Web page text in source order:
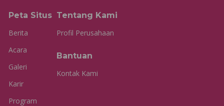
Peta Situs
Berita
Acara
Galeri
Karir
Program
Tentang Kami
Profil Perusahaan
Bantuan
Kontak Kami